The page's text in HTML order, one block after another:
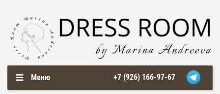
Меню +7 (926) 166-97-67